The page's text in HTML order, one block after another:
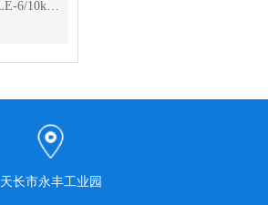
TRANSDUCER /CABLE-6/10kV变频电缆
天长市永丰工业园